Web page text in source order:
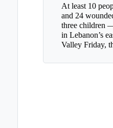
At least 10
and 24
three children
in Lebanon’s
Valley Friday,